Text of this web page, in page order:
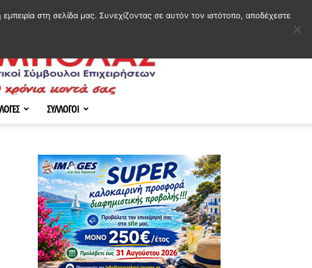
ΣΥΛΛΟΓΟΙ
στη σελίδα μας. Συνεχίζοντας σε αυτόν τον ιστότοπο, αποδέχεστε